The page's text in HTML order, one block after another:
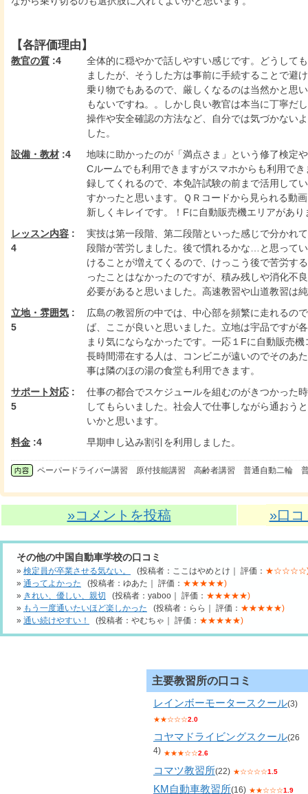
【各評価理由】
教官の質 :4
全体的に穏やかで話しやすい感じです。どうして
ましたが、そうした方は事前に手続することで避
乗り物でもあるので、厳しくなるのは当然かと思
もないですね。。しかし良い教官は本当に丁寧だ
操作や安全確認の方法など、自分では気づかない
した。
設備・教材 :4
地味に助かったのが「満点さま」という修了検定
Cルームでも利用できますがスマホからも利用で
録してくれるので、本免許試験の前まで活用して
すかったと思います。ＱＲコードから見られる動
新しくキレイです。！Fに自動販売機エリアがあり
レッスン内容 :
4
実技は第一段階、第二段階といった感じで分かれ
段階が苦労しました。後で慣れるかな…と思って
けることが増えてくるので、けっこう後で苦労す
ったことはなかったのですが、積み残しや消化不
必要があると思いました。高速教習や山道教習は
立地・雰囲気 :
5
広島の教習所の中では、中心部を頻繁に走れるの
ば、ここが良いと思いました。立地は宇品ですが
まり気にならなかったです。一応１Fに自動販売
長時間滞在する人は、コンビニが遠いのでそのあ
事は隣のほの湯の食堂も利用できます。
サポート対応 :
5
仕事の都合でスケジュールを組むのがきつかった
してもらいました。社会人で仕事しながら通おう
いかと思います。
料金 :4 早期申し込み割引を利用しました。
ペーパードライバー講習 原付技能講習 高齢者講習 普通自動二輪
»コメントを投稿 »口
その他の中国自動車学校の口コミ
» 検定員が卒業させる気ない。 (投稿者：ここはやめとけ｜ 評価：
» 通ってよかった (投稿者：ゆあた｜ 評価： ★★★★★)
» きれい、優しい、親切 (投稿者：yaboo｜ 評価： ★★★★★)
» もう一度通いたいほど楽しかった (投稿者：らら｜ 評価： ★★★★★)
» 通い続けやすい！ (投稿者：やむちゃ｜ 評価： ★★★★★)
主要教習所の口コミ
レインボーモータースクール(3)
★★☆☆☆2.0
コヤマドライビングスクール(26
4) ★★★☆☆2.6
コマツ教習所(22) ★☆☆☆☆1.5
KM自動車教習所(16) ★★☆☆☆1.9